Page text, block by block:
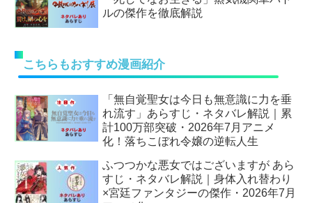
ルの傑作を徹底解説
こちらもおすすめ漫画紹介
「無自覚聖女は今日も無意識に力を垂
れ流す」あらすじ・ネタバレ解説｜累
計100万部突破・2026年7月アニメ
化！落ちこぼれ令嬢の逆転人生
ふつつかな悪女ではございますが あら
すじ・ネタバレ解説｜身体入れ替わり
×宮廷ファンタジーの傑作・2026年7月